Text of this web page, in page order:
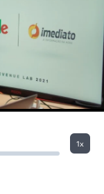
1x